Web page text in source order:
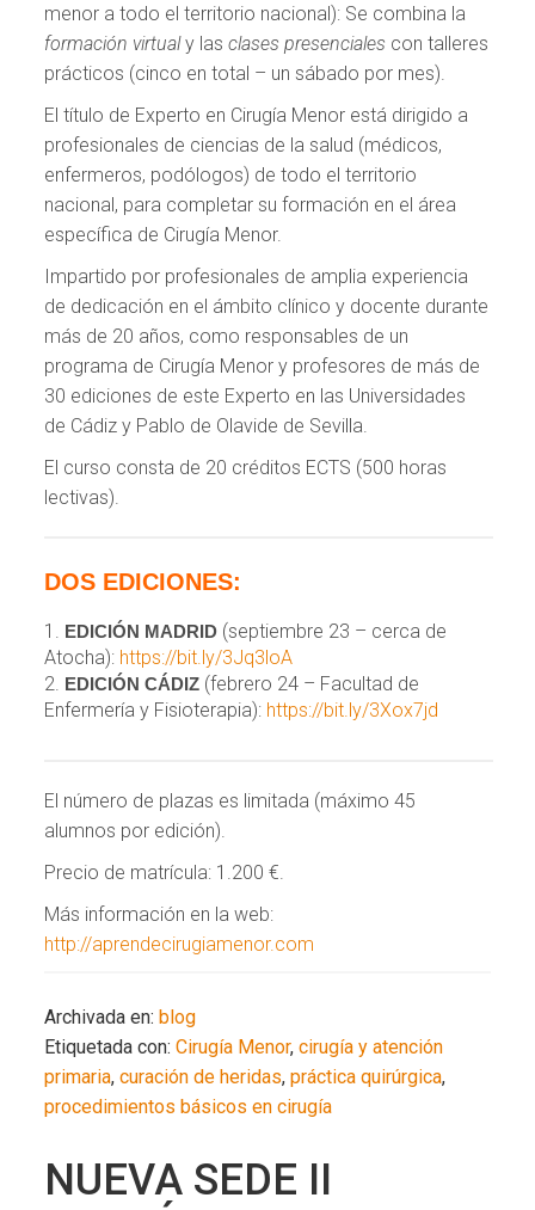
menor a todo el territorio nacional): Se combina la
formación virtualy lasclases presenciales con talleres
prácticos (cinco en total – un sábado por mes).
El título de Experto en Cirugía Menor está dirigido a
profesionales de ciencias de la salud (médicos,
enfermeros, podólogos) de todo el territorio
nacional, para completar su formación en el área
específica de Cirugía Menor.
Impartido por profesionales de amplia experiencia
de dedicación en el ámbito clínico y docente durante
más de 20 años, como responsables de un
programa de Cirugía Menor y profesores de más de
30 ediciones de este Experto en las Universidades
de Cádiz y Pablo de Olavide de Sevilla.
El curso consta de 20 créditos ECTS (500 horas
lectivas).
DOS EDICIONES:
EDICIÓN MADRID (septiembre 23 – cerca de
Atocha): https://bit.ly/3Jq3loA
EDICIÓN CÁDIZ (febrero 24 – Facultad de
Enfermería y Fisioterapia): https://bit.ly/3Xox7jd
El número de plazas es limitada (máximo 45
alumnos por edición).
Precio de matrícula: 1.200 €.
Más información en la web:
http://aprendecirugiamenor.com
Archivada en:blog
Etiquetada con:Cirugía Menor,cirugía y atención
primaria,curación de heridas,práctica quirúrgica,
procedimientos básicos en cirugía
NUEVA SEDE II